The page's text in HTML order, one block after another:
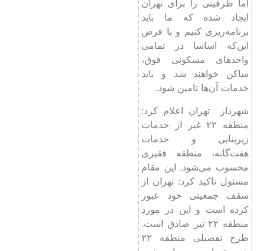
اما ظرفیتی را برای تهران
ایجاد شده که ما باید
برنامه‌ریزی کنیم و با فرض
این‌که اساسا در تمامی
واحدهای مسکونی فوق،
ساکن خواهند شد و باید
خدمات آن‌ها تامین شود.
شهردار تهران اعلام کرد:
منطقه ۲۲ غیر از خدمات
زیربنایی و خدمات
هفت‌گانه، منطقه فقیری
محسوب می‌شود. این مقام
مسئول تاکید کرد: تهران از
سقف جمعیتی خود عبور
کرده است و این در مورد
منطقه ۲۲ نیز صادق است.
طرح تفصیلی منطقه ۲۲